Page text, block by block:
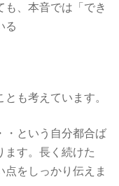
も、本音では「でき
る
も考えています。
・という自分都合ば
ます。長く続けた
をしっかり伝えま